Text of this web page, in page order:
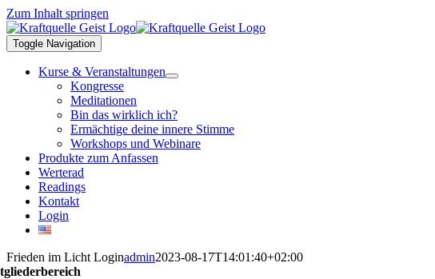
Zum Inhalt springen
Toggle Navigation
Kurse & Veranstaltungen
Kongresse
Meditationen
Bin das wirklich ich?
Ermächtige deine innere Stimme
Workshops und Webinare
Produkte zum Anfassen
Werterad
Readings
Kontakt
Login
Frieden im Licht Loginadmin2023-08-17T14:01:40+02:00